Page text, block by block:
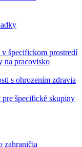
špecifickom prostredí
na pracovisko
s ohrozením zdravia
pre špecifické skupiny
zahraničia